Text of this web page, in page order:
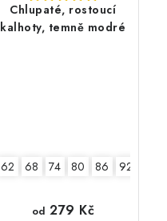
Chlupaté, rostoucí
kalhoty, temně modré
62 68 74 80 86 92-98
od 279 Kč